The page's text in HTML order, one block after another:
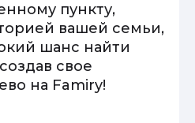
пункту,
вашей семьи,
шанс найти
свое
на Famiry!